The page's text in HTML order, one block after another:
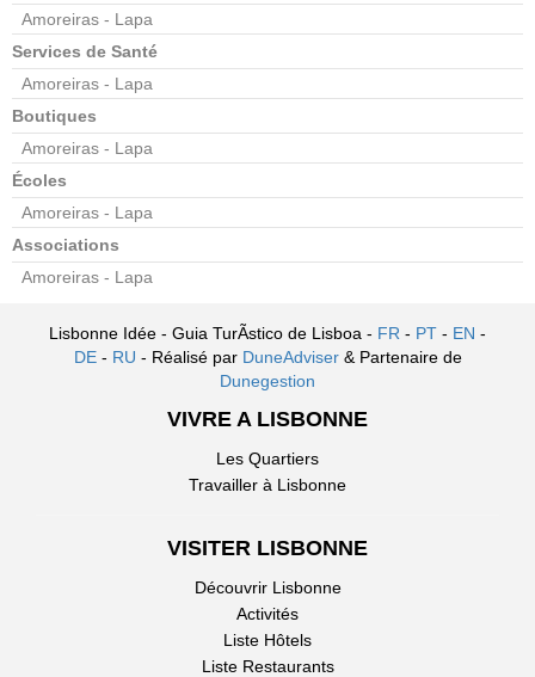
Amoreiras - Lapa
Services de Santé
Amoreiras - Lapa
Boutiques
Amoreiras - Lapa
Écoles
Amoreiras - Lapa
Associations
Amoreiras - Lapa
Lisbonne Idée - Guia TurÃ­stico de Lisboa - FR - PT - EN -
DE- RU - Réalisé par DuneAdviser & Partenaire de
Dunegestion
VIVRE A LISBONNE
Les Quartiers
Travailler à Lisbonne
VISITER LISBONNE
Découvrir Lisbonne
Activités
Liste Hôtels
Liste Restaurants